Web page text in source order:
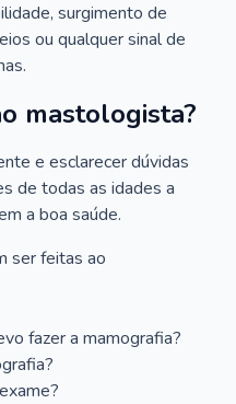
surgimento de
ou qualquer sinal de
mastologista?
e esclarecer dúvidas
de todas as idades a
a boa saúde.
ser feitas ao
fazer a mamografia?